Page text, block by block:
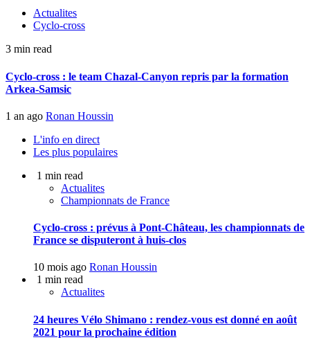
Actualites
Cyclo-cross
3 min read
Cyclo-cross : le team Chazal-Canyon repris par la formation
Arkea-Samsic
1 an ago Ronan Houssin
L'info en direct
Les plus populaires
1 min read
Actualites
Championnats de France
Cyclo-cross : prévus à Pont-Château, les championnats de
France se disputeront à huis-clos
10 mois ago Ronan Houssin
1 min read
Actualites
24 heures Vélo Shimano : rendez-vous est donné en août
2021 pour la prochaine édition